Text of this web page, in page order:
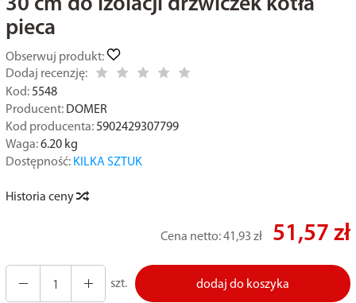
30 cm do izolacji drzwiczek kotła
pieca
Obserwuj produkt:
Dodaj recenzję:
Kod: 5548
Producent: DOMER
Kod producenta: 5902429307799
Waga: 6.20kg
Dostępność: KILKA SZTUK
Historia ceny
Cena netto:41,93 zł 51,57 zł
szt. dodaj do koszyka